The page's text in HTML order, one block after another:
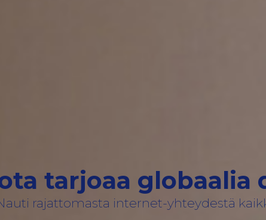
tarjoaa globaalia
rajattomasta internet-yhteydestä